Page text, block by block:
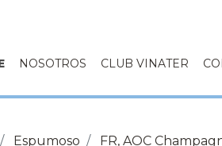
NOSOTROS CLUB VINATER
Espumoso FR, AOC